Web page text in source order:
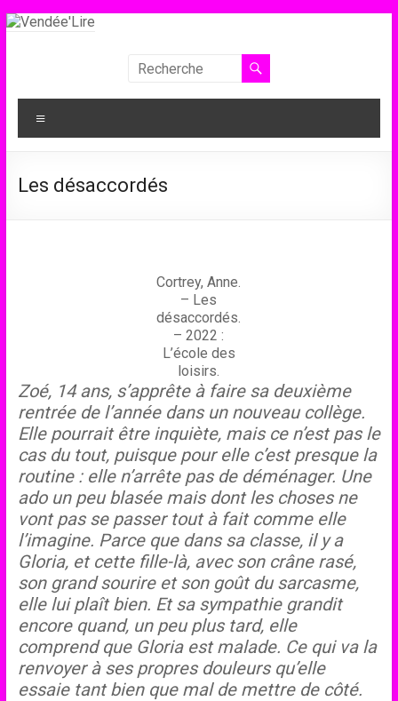
Aller
Vendée'Lire
Le
prix
collégiens
Les désaccordés
Cortrey, Anne.
– Les
désaccordés.
– 2022 :
L’école des
loisirs.
Zoé, 14 ans, s’apprête à faire sa deuxième
rentrée de l’année dans un nouveau collège.
Elle pourrait être inquiète, mais ce n’est pas le
cas du tout, puisque pour elle c’est presque la
routine : elle n’arrête pas de déménager. Une
ado un peu blasée mais dont les choses ne
vont pas se passer tout à fait comme elle
l’imagine. Parce que dans sa classe, il y a
Gloria, et cette fille-là, avec son crâne rasé,
son grand sourire et son goût du sarcasme,
elle lui plaît bien. Et sa sympathie grandit
encore quand, un peu plus tard, elle
comprend que Gloria est malade. Ce qui va la
renvoyer à ses propres douleurs qu’elle
essaie tant bien que mal de mettre de côté.